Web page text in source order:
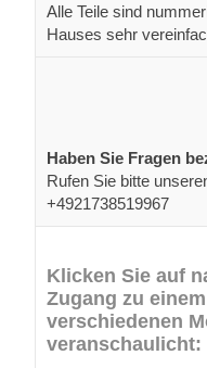
Alle Teile sind
Hauses sehr
Haben Sie Fragen
Rufen Sie bitte
+4921738519967
Klicken Sie auf
Zugang zu
verschiedenen
veranschaulicht: